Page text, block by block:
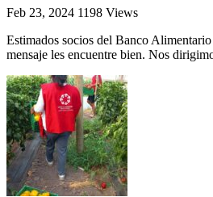
Feb 23, 2024 1198 Views
Estimados socios del Banco
mensaje les encuentre bien. Nos